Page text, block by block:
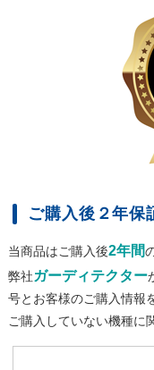
ご購入後２年保
当商品はご購入後2年間
弊社ガーディテクター
号とお客様のご購入情報
ご購入していない機種に